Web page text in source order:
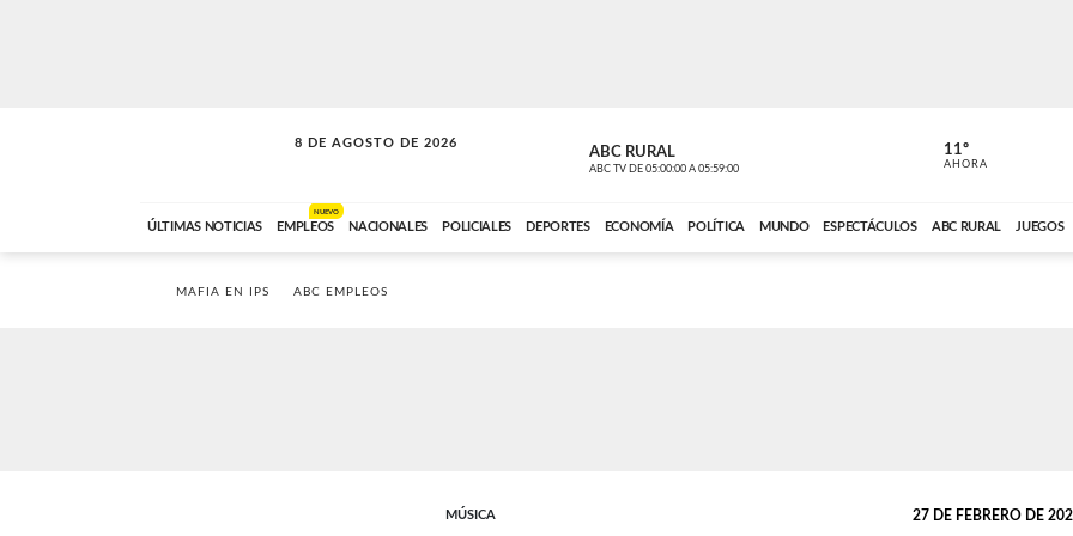
8 DE AGOSTO DE 2026
SOLO MÚSICA ABC RURAL
ABC TV DE 05:00:00 A 05:59:00 ABC CARDINAL
11º
AHORA
ÚLTIMAS NOTICIAS EMPLEOS
NUEVO
NACIONALES POLICIALES DEPORTES ECONOMÍA POLÍTICA MUNDO ESPECTÁCULOS ABC RURAL JUEGOS
MAFIA EN IPS ABC EMPLEOS
MÚSICA 27 DE FEBRERO DE